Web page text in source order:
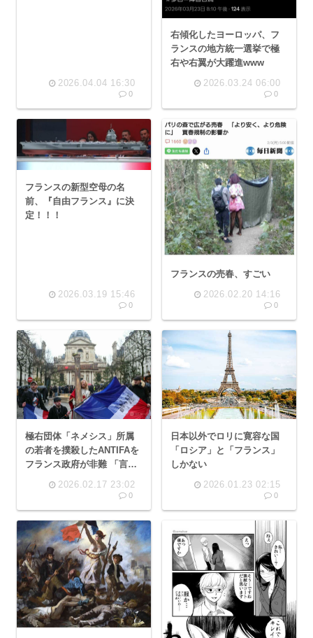
2026.04.04 16:30
0
右傾化したヨーロッパ、フ
ランスの地方統一選挙で極
右や右翼が大躍進www
2026.03.24 06:00
0
フランスの新型空母の名
前、『自由フランス』に決
定！！！
2026.03.19 15:46
0
フランスの売春、すごい
2026.02.20 14:16
0
極右団体「ネメシス」所属
の若者を撲殺したANTIFAを
フランス政府が非難 「言葉
2026.02.17 23:02
0
日本以外でロリに寛容な国
「ロシア」と「フランス」
しかない
2026.01.23 02:15
0